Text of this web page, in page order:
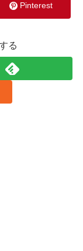
Pinterest
る